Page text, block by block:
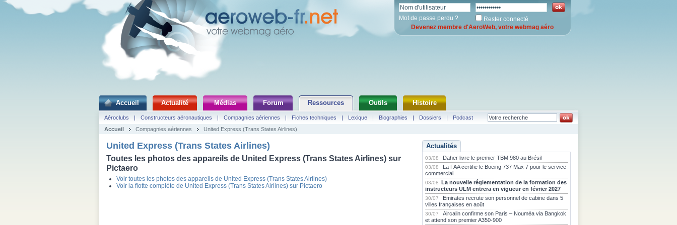
Mot de passe perdu ?
Rester connecté
Devenez membre d'AeroWeb, votre webmag aéro
Accueil Actualité Médias Forum Ressources Outils Histoire
Aéroclubs | Constructeurs aéronautiques | Compagnies aériennes | Fiches techniques | Lexique | Biographies | Dossiers |
Podcast
Accueil
Compagnies aériennes United Express (Trans States Airlines)
United Express (Trans States Airlines)
Toutes les photos des appareils de United Express (Trans States Airlines) sur
Pictaero
Voir toutes les photos des appareils de United Express (Trans States Airlines)
Voir la flotte complète de United Express (Trans States Airlines) sur Pictaero
Actualités
03/08 Daher livre le premier TBM 980 au Brésil
03/08
La FAA certifie le Boeing 737 Max 7 pour le service
commercial
03/08 La nouvelle réglementation de la formation des
instructeurs ULM entrera en vigueur en février 2027
30/07
Emirates recrute son personnel de cabine dans 5
villes françaises en août
30/07
Aircalin confirme son Paris – Nouméa via Bangkok
et attend son premier A350-900